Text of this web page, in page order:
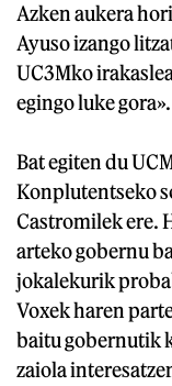
Azken aukera
Ayuso izango
UC3Mko
egingo luke gora».
Bat egiten du
Konplutentseko
Castromilek ere.
arteko gobernu
jokalekurik
Voxek haren
baitu gobernutik
zaiola